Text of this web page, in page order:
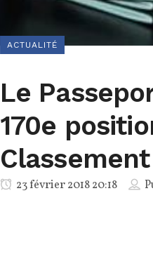
ACTUALITÉ
Le
170e
23 février 2018 20:18